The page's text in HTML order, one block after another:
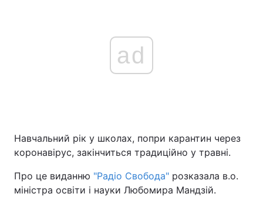
Головна Війна
ad
Навчальний рік у школах, попри карантин через
коронавірус, закінчиться традиційно у травні.
Про це виданню "Радіо Свобода" розказала в.о.
міністра освіти і науки Любомира Мандзій.